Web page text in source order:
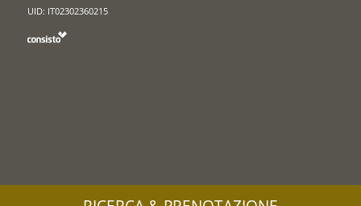
UID: IT02302360215